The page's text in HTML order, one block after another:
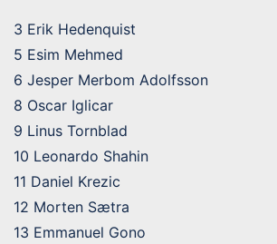
3 Erik Hedenquist
5 Esim Mehmed
6 Jesper Merbom Adolfsson
8 Oscar Iglicar
9 Linus Tornblad
10 Leonardo Shahin
11 Daniel Krezic
12 Morten Sætra
13 Emmanuel Gono